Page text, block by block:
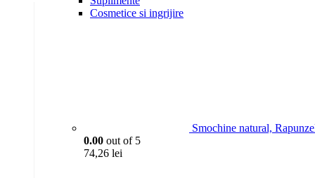
Cosmetice si ingrijire
Smochine natural,
0.00 out of 5
74,26 lei